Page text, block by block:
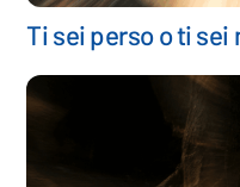
Ti sei perso o ti sei